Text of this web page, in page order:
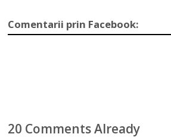
Comentarii prin Facebook:
20 Comments Already